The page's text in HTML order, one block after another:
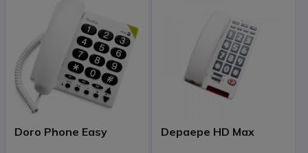
Doro Phone Easy Depaepe HD Max